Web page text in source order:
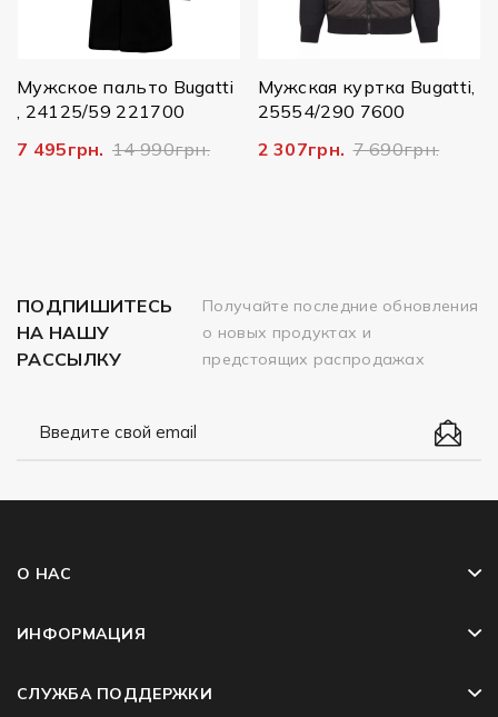
Мужское пальто Bugatti
, 24125/59 221700
7 495грн. 14 990грн.
Мужская куртка Bugatti,
25554/290 7600
2 307грн. 7 690грн.
ПОДПИШИТЕСЬ
НА НАШУ
РАССЫЛКУ
Получайте последние обновления
о новых продуктах и
предстоящих распродажах
О НАС
ИНФОРМАЦИЯ
СЛУЖБА ПОДДЕРЖКИ